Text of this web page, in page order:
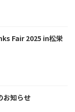
Fair 2025 in松栄
お知らせ